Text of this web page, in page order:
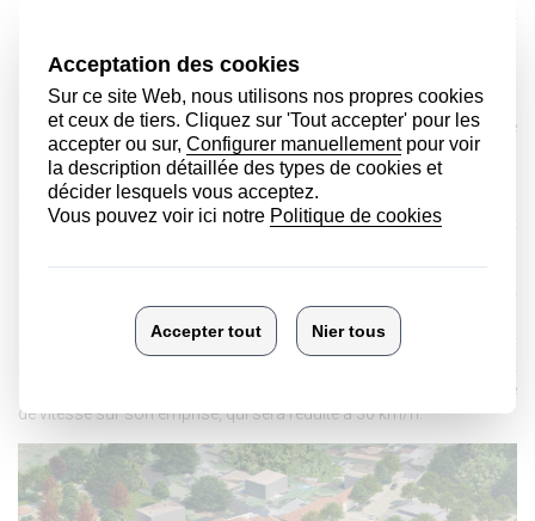
Séquence C : Parking Nord / Séquence D : Place centrale /
Séquence E : Parking Sud / Séquence F : Parking écoles.
L’objectif du projet du présent permis d’aménager est clairement de
rendre le piéton et les PMR prioritaires dans l’espace urbain,
assurant au même temps une forte végétalisation du site,
favorisant la perméabilité des surfaces concernées. La
fonctionnalité et l’accessibilité du centre seront garantis, en faisant
secondaire. En termes de structuration de l’espace, la sécurisation
point est l’un des principes forts du projet. Pour ce faire, un plateau
surélevé est aménagé le long des deux places, réduisant la largeur
aménagement implique aussi une réduction importante de la limite
de vitesse sur son emprise, qui sera réduite à 30 km/h.